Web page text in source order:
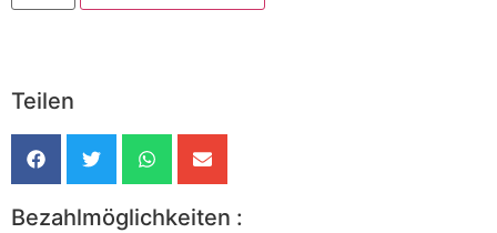
Teilen
Bezahlmöglichkeiten :